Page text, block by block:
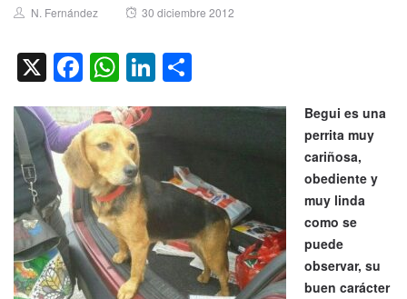
Author
N. Fernández
Posted
30 diciembre 2012
X Facebook
WhatsApp
LinkedIn
Begui es una
perrita muy
cariñosa,
obediente y
muy linda
como se
puede
observar, su
buen carácter